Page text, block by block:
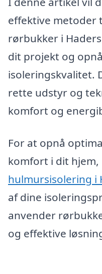
effektive metoder
rørbukker i
dit projekt og
isoleringskvalitet.
rette udstyr og
komfort og
For at opnå
komfort i dit
hulmursisolering i
af dine
anvender
og effektive